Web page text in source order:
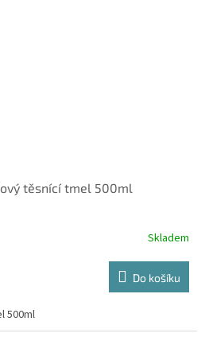
těsnící tmel 500ml
Skladem
Do košíku
500ml